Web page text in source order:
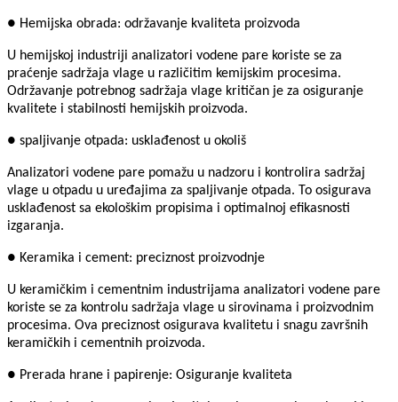
● Hemijska obrada: održavanje kvaliteta proizvoda
U hemijskoj industriji analizatori vodene pare koriste se za
praćenje sadržaja vlage u različitim kemijskim procesima.
Održavanje potrebnog sadržaja vlage kritičan je za osiguranje
kvalitete i stabilnosti hemijskih proizvoda.
● spaljivanje otpada: usklađenost u okoliš
Analizatori vodene pare pomažu u nadzoru i kontrolira sadržaj
vlage u otpadu u uređajima za spaljivanje otpada. To osigurava
usklađenost sa ekološkim propisima i optimalnoj efikasnosti
izgaranja.
● Keramika i cement: preciznost proizvodnje
U keramičkim i cementnim industrijama analizatori vodene pare
koriste se za kontrolu sadržaja vlage u sirovinama i proizvodnim
procesima. Ova preciznost osigurava kvalitetu i snagu završnih
keramičkih i cementnih proizvoda.
● Prerada hrane i papirenje: Osiguranje kvaliteta